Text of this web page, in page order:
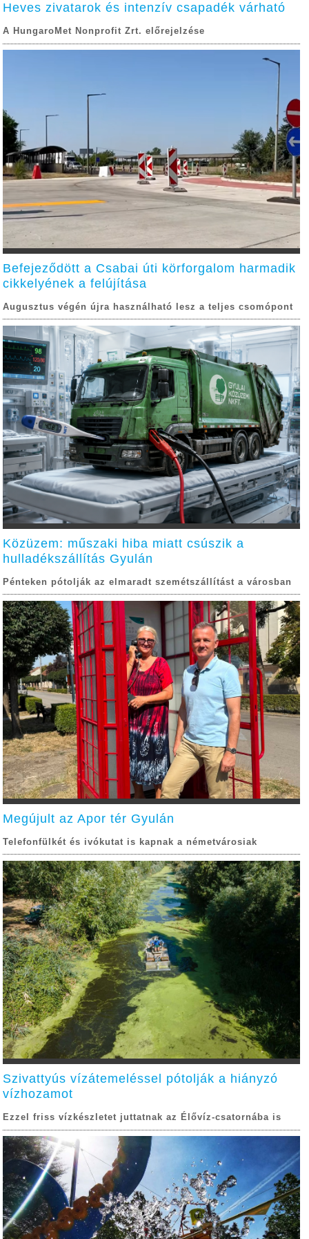
Heves zivatarok és intenzív csapadék várható
A HungaroMet Nonprofit Zrt. előrejelzése
Befejeződött a Csabai úti körforgalom harmadik
cikkelyének a felújítása
Augusztus végén újra használható lesz a teljes csomópont
Közüzem: műszaki hiba miatt csúszik a
hulladékszállítás Gyulán
Pénteken pótolják az elmaradt szemétszállítást a városban
Megújult az Apor tér Gyulán
Telefonfülkét és ivókutat is kapnak a németvárosiak
Szivattyús vízátemeléssel pótolják a hiányzó
vízhozamot
Ezzel friss vízkészletet juttatnak az Élővíz-csatornába is